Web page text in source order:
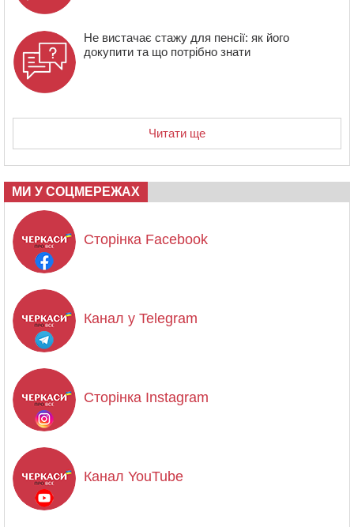
Не вистачає стажу для пенсії: як його
докупити та що потрібно знати
Читати ще
МИ У СОЦМЕРЕЖАХ
Сторінка Facebook
Канал у Telegram
Сторінка Instagram
Канал YouTube